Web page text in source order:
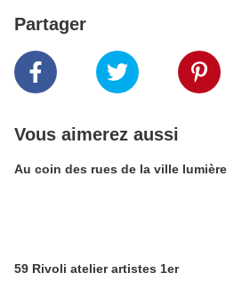
Partager
Vous aimerez aussi
Au coin des rues de la ville lumière
59 Rivoli atelier artistes 1er